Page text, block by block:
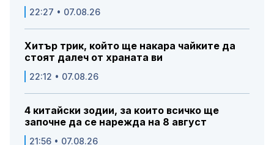
22:27 • 07.08.26
Хитър трик, който ще накара чайките да
стоят далеч от храната ви
22:12 • 07.08.26
4 китайски зодии, за които всичко ще
започне да се нарежда на 8 август
21:56 • 07.08.26